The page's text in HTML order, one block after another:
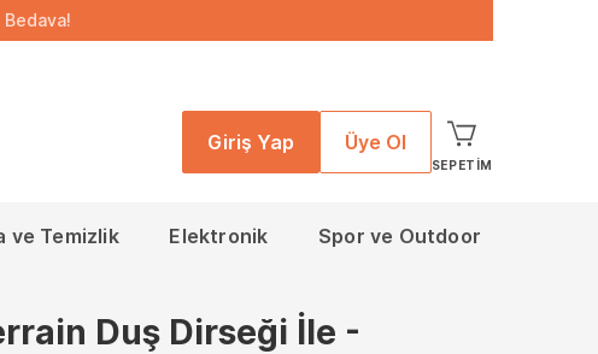
Giriş Yap Üye Ol
SEPETIM
ve Temizlik Elektronik Spor ve Outdoor
Duş Dirseği İle -